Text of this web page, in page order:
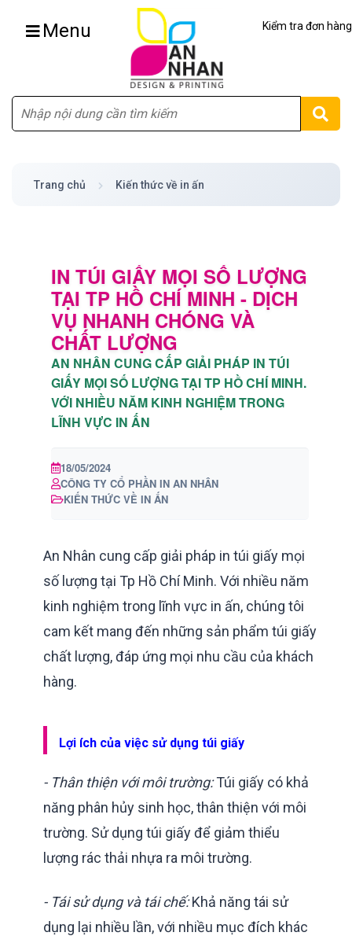
Menu Kiểm tra đơn hàng
Trang chủ Kiến thức về in ấn
IN TÚI GIẤY MỌI SỐ LƯỢNG
TẠI TP HỒ CHÍ MINH - DỊCH
VỤ NHANH CHÓNG VÀ
CHẤT LƯỢNG
AN NHÂN CUNG CẤP GIẢI PHÁP IN TÚI
GIẤY MỌI SỐ LƯỢNG TẠI TP HỒ CHÍ MINH.
VỚI NHIỀU NĂM KINH NGHIỆM TRONG
LĨNH VỰC IN ẤN
18/05/2024
CÔNG TY CỔ PHẦN IN AN NHÂN
KIẾN THỨC VỀ IN ẤN
An Nhân cung cấp giải pháp in túi giấy mọi
số lượng tại Tp Hồ Chí Minh. Với nhiều năm
kinh nghiệm trong lĩnh vực in ấn, chúng tôi
cam kết mang đến những sản phẩm túi giấy
chất lượng, đáp ứng mọi nhu cầu của khách
hàng.
Lợi ích của việc sử dụng túi giấy
- Thân thiện với môi trường:Túi giấy có khả
năng phân hủy sinh học, thân thiện với môi
trường. Sử dụng túi giấy để giảm thiểu
lượng rác thải nhựa ra môi trường.
- Tái sử dụng và tái chế:Khả năng tái sử
dụng lại nhiều lần, với nhiều mục đích khác